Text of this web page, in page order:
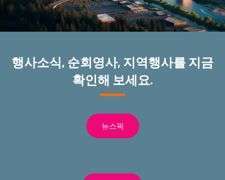
행사소식, 순회영사, 지역행사를 지금
확인해 보세요.
뉴스픽